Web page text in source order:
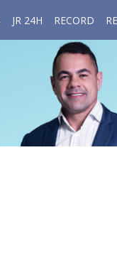
JR 24H RECORD